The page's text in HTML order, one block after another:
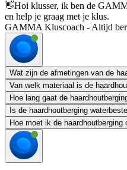
👋Hoi klusser, ik ben de
en help je graag met je klus.
GAMMA Kluscoach - Altijd
Wat zijn de afmetingen van de
Van welk materiaal is de
Hoe lang gaat de
Is de haardhoutberging
Hoe moet ik de haardhoutberging